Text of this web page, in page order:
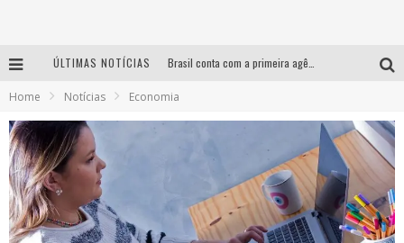
ÚLTIMAS NOTÍCIAS
Suzy Brasil desembarca em Belo Horizonte nesta quinta-feira com o espetáculo “Uma Noite Horripilante”
Home Notícias Economia